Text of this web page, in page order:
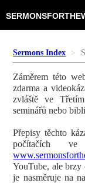
Sermons Index
Záměrem této
zdarma a
zvláště ve
seminářů nebo
Přepisy těchto
počítačích
YouTube, ale brzy
je nasměruje na